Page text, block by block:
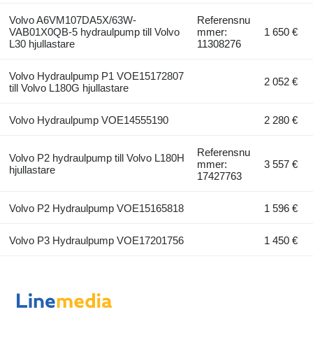
Volvo A6VM107DA5X/63W-
VAB01X0QB-5 hydraulpump till Volvo
L30 hjullastare
Referensnu
mmer:
11308276
1 650 €
Volvo Hydraulpump P1 VOE15172807
till Volvo L180G hjullastare
2 052 €
Volvo Hydraulpump VOE14555190 2 280 €
Volvo P2 hydraulpump till Volvo L180H
hjullastare
Referensnu
mmer:
17427763
3 557 €
Volvo P2 Hydraulpump VOE15165818 1 596 €
Volvo P3 Hydraulpump VOE17201756 1 450 €